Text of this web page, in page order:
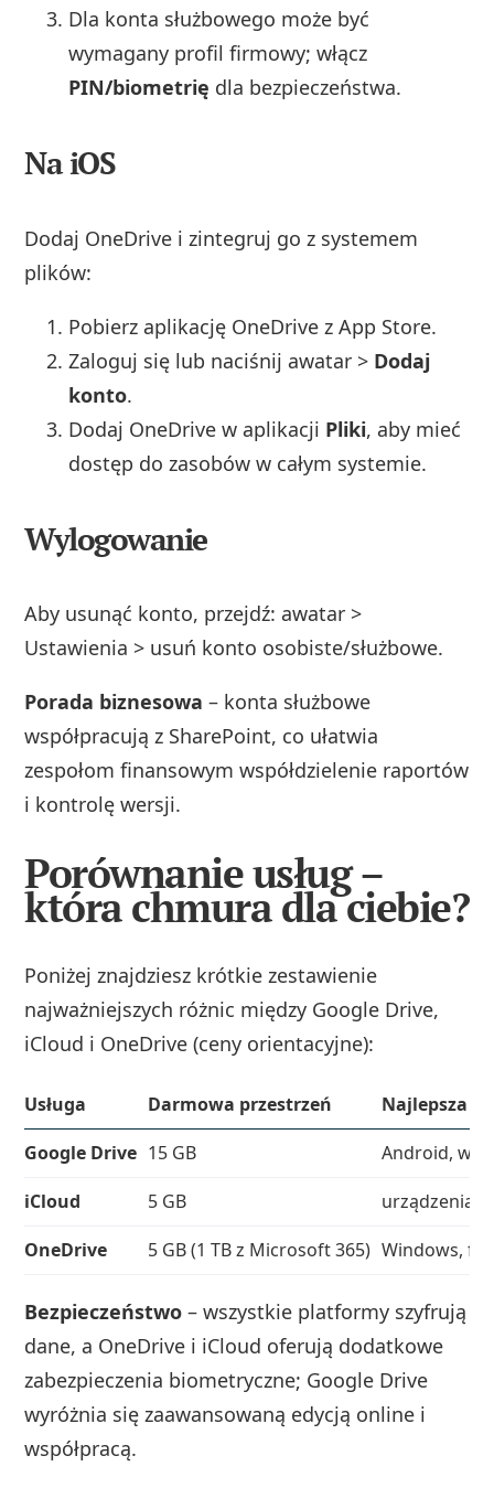
Dla konta służbowego może być
wymagany profil firmowy; włącz
PIN/biometrię dla bezpieczeństwa.
Na iOS
Dodaj OneDrive i zintegruj go z systemem
plików:
Pobierz aplikację OneDrive z App Store.
Zaloguj się lub naciśnij awatar > Dodaj
konto.
Dodaj OneDrive w aplikacji Pliki, aby mieć
dostęp do zasobów w całym systemie.
Wylogowanie
Aby usunąć konto, przejdź: awatar >
Ustawienia > usuń konto osobiste/służbowe.
Porada biznesowa – konta służbowe
współpracują z SharePoint, co ułatwia
zespołom finansowym współdzielenie raportów
i kontrolę wersji.
Porównanie usług –
która chmura dla ciebie?
Poniżej znajdziesz krótkie zestawienie
najważniejszych różnic między Google Drive,
iCloud i OneDrive (ceny orientacyjne):
Usługa Darmowa przestrzeń
Najlepsza
Google Drive 15 GB
Android,
iCloud
5 GB
urządzenia
OneDrive
5 GB (1 TB z Microsoft 365) Windows,
Bezpieczeństwo – wszystkie platformy szyfrują
dane, a OneDrive i iCloud oferują dodatkowe
zabezpieczenia biometryczne; Google Drive
wyróżnia się zaawansowaną edycją online i
współpracą.